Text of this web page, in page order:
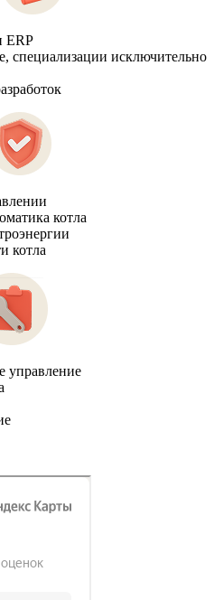
ERP
специализации исключительно
котла
котла
управление